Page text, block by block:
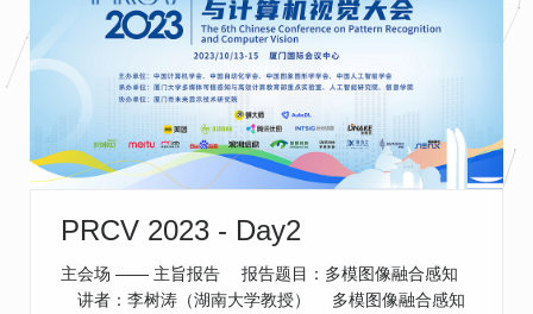
PRCV 2023 - Day2
主会场 —— 主旨报告 报告题目：多模图像融合感知
讲者：李树涛（湖南大学教授） 多模图像融合感知